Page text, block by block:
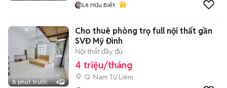
Lê Hữu Biết
8 phút trước 4
Cho thuê phòng trọ full nội thất gần
SVĐ Mỹ Đình
Nội thất đầy đủ
4 triệu/tháng
Q. Nam Từ Liêm